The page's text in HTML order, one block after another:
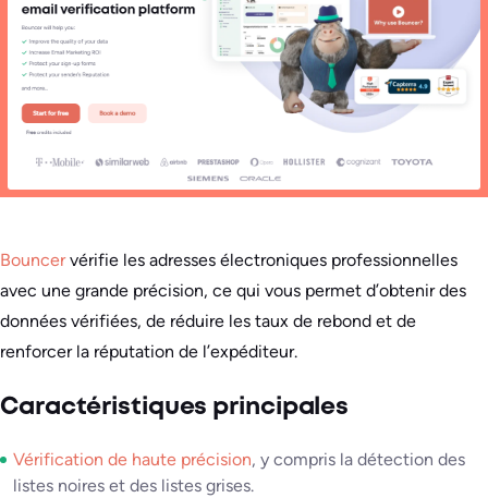
Bouncervérifie les adresses électroniques professionnelles
avec une grande précision, ce qui vous permet d’obtenir des
données vérifiées, de réduire les taux de rebond et de
renforcer la réputation de l’expéditeur.
Caractéristiques principales
Vérification de haute précision, y compris la détection des
listes noires et des listes grises.